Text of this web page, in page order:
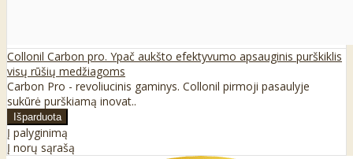
Collonil Carbon pro. Ypač aukšto efektyvumo apsauginis purškiklis
visų rūšių medžiagoms
Carbon Pro - revoliucinis gaminys. Collonil pirmoji pasaulyje
sukūrė purškiamą inovat..
Į palyginimą
Į norų sąrašą